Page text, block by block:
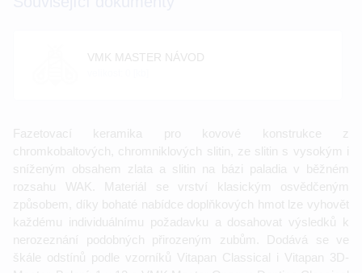
VMK MASTER NÁVOD
Fazetovací keramika pro kovové konstrukce z
chromkobaltových, chromniklových slitin, ze slitin s vysokým i
sníženým obsahem zlata a slitin na bázi paladia v běžném
rozsahu WAK. Materiál se vrství klasickým osvědčeným
způsobem, díky bohaté nabídce doplňkových hmot lze vyhovět
každému individuálnímu požadavku a dosahovat výsledků k
nerozeznání podobných přirozeným zubům. Dodává se ve
škále odstínů podle vzorníků Vitapan Classical i Vitapan 3D-